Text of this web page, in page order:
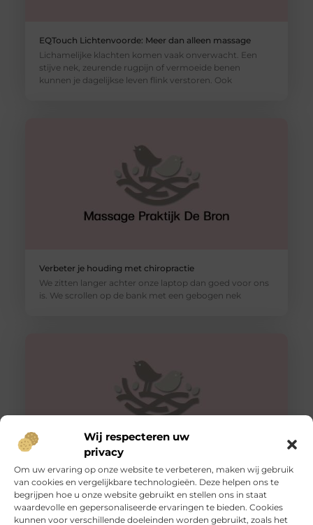
Wij respecteren uw
privacy
Om uw ervaring op onze website te verbeteren, maken wij gebruik
van cookies en vergelijkbare technologieën. Deze helpen ons te
begrijpen hoe u onze website gebruikt en stellen ons in staat
waardevolle en gepersonaliseerde ervaringen te bieden. Cookies
kunnen voor verschillende doeleinden worden gebruikt, zoals het
EQTouch Lichtenvoorde: Meer dan alleen massage
Lichamelijke klachten komen vaak onverwacht. Een
stijve nek, zeurende rugpijn of vermoeide benen
kunnen je dagelijkse leven flink verstoren. Ook
Verbeter je houding met chiropractie
We zitten langer achter onze laptop dan goed voor ons
is. We scrollen op de bank met een gebogen nek
Tips voor een goede rug
Een gezonde en sterke rug is essentieel voor een goed
functioneren van je lichaam. Het is niet alleen belangrijk